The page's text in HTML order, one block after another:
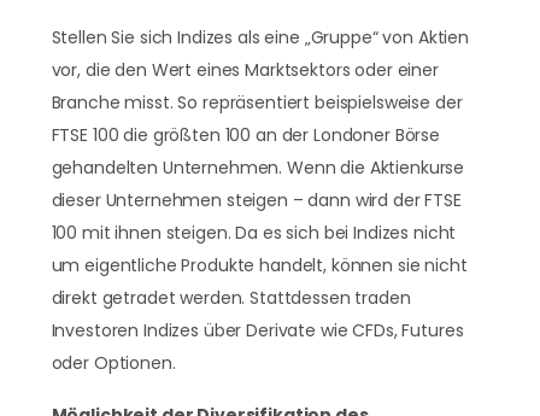
Stellen Sie sich Indizes als eine „Gruppe“ von Aktien
vor, die den Wert eines Marktsektors oder einer
Branche misst. So repräsentiert beispielsweise der
FTSE 100 die größten 100 an der Londoner Börse
gehandelten Unternehmen. Wenn die Aktienkurse
dieser Unternehmen steigen – dann wird der FTSE
100 mit ihnen steigen. Da es sich bei Indizes nicht
um eigentliche Produkte handelt, können sie nicht
direkt getradet werden. Stattdessen traden
Investoren Indizes über Derivate wie CFDs, Futures
oder Optionen.